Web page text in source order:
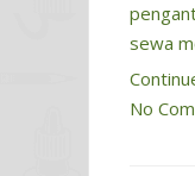
sewa
No